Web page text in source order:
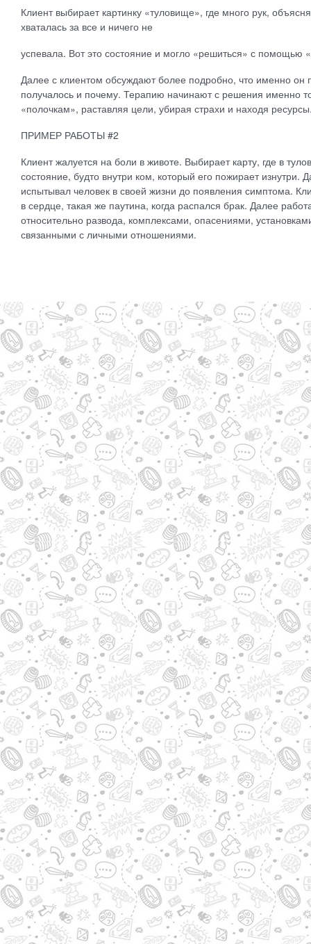
Клиент выбирает картинку «туловище», где много рук,
хваталась за все и ничего не
успевала. Вот это состояние и могло «решиться» с помощью
Далее с клиентом обсуждают более подробно, что именно он
получалось и почему. Терапию начинают с решения именно
«полочкам», раставляя цели, убирая страхи и находя
ПРИМЕР РАБОТЫ #2
Клиент жалуется на боли в животе. Выбирает карту, где в
состояние, будто внутри ком, который его пожирает изнутри.
испытывал человек в своей жизни до появления симптома.
в сердце, такая же паутина, когда распался брак. Далее
относительно развода, комплексами, опасениями,
связанными с личными отношениями.